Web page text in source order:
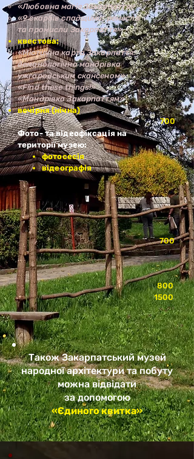
«Любовна магія Закарпаття»
«9 скарбів спадщини: ремесла
та промисли Закарпаття»
квестова:
«Містична карта Закарпаття:
демонологічна мандрівка
ужгородським скансеном»
«Find these things!»
«Мандрівка Закарпаттям»
вечірня (нічна)
Фото- та відеофіксація на
території музею:
фотосесія
відеографія
700
700
800
1500
Також Закарпатський музей
народної архітектури та побуту
можна відвідати
за допомогою
«Єдиного квитка»